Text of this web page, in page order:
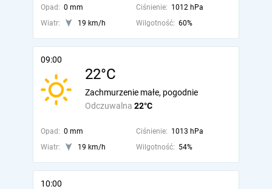
Opad: 0 mm Ciśnienie: 1012 hPa
Wiatr:
19 km/h Wilgotność: 60%
09:00
22°C
Odczuwalna 22°C
Zachmurzenie małe, pogodnie
Opad: 0 mm Ciśnienie: 1013 hPa
Wiatr:
19 km/h Wilgotność: 54%
10:00